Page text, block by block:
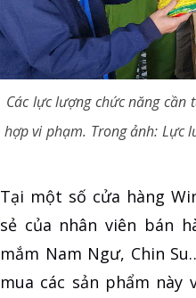
Các lực lượng chức năng
hợp vi phạm. Trong ảnh: Lực
Tại một số cửa hàng
sẻ của nhân viên bán
mắm Nam Ngư, Chin
mua các sản phẩm này